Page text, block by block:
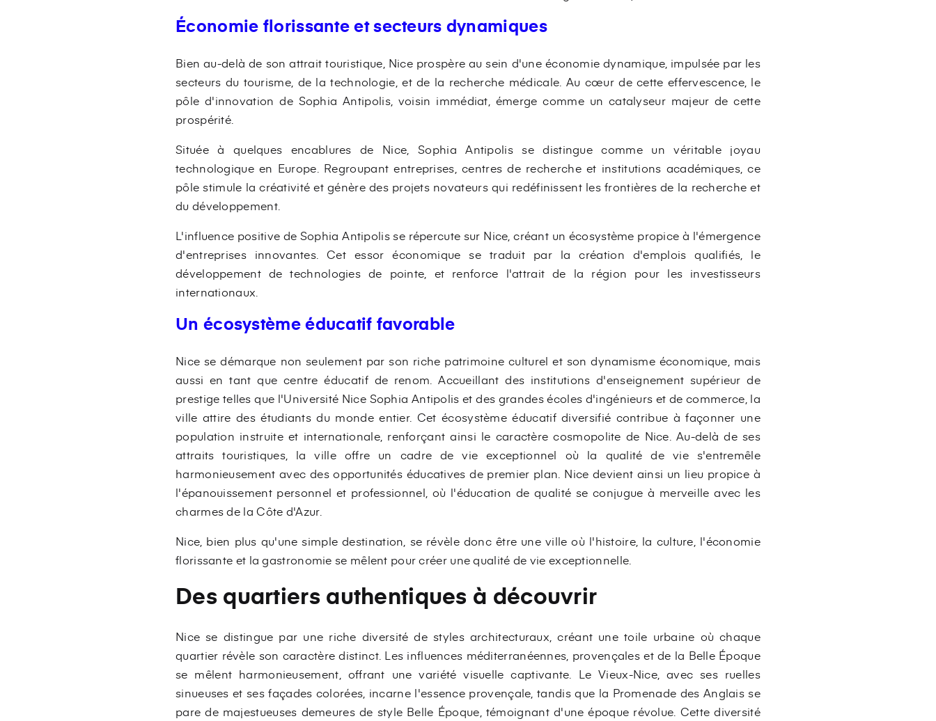
Économie florissante et secteurs dynamiques
Bien au-delà de son attrait touristique, Nice prospère au sein d'une économie dynamique, impulsée par les
secteurs du tourisme, de la technologie, et de la recherche médicale. Au cœur de cette effervescence, le
pôle d'innovation de Sophia Antipolis, voisin immédiat, émerge comme un catalyseur majeur de cette
prospérité.
Située à quelques encablures de Nice, Sophia Antipolis se distingue comme un véritable joyau
technologique en Europe. Regroupant entreprises, centres de recherche et institutions académiques, ce
pôle stimule la créativité et génère des projets novateurs qui redéfinissent les frontières de la recherche et
du développement.
L'influence positive de Sophia Antipolis se répercute sur Nice, créant un écosystème propice à l'émergence
d'entreprises innovantes. Cet essor économique se traduit par la création d'emplois qualifiés, le
développement de technologies de pointe, et renforce l'attrait de la région pour les investisseurs
internationaux.
Un écosystème éducatif favorable
Nice se démarque non seulement par son riche patrimoine culturel et son dynamisme économique, mais
aussi en tant que centre éducatif de renom. Accueillant des institutions d'enseignement supérieur de
prestige telles que l'Université Nice Sophia Antipolis et des grandes écoles d'ingénieurs et de commerce, la
ville attire des étudiants du monde entier. Cet écosystème éducatif diversifié contribue à façonner une
population instruite et internationale, renforçant ainsi le caractère cosmopolite de Nice. Au-delà de ses
attraits touristiques, la ville offre un cadre de vie exceptionnel où la qualité de vie s'entremêle
harmonieusement avec des opportunités éducatives de premier plan. Nice devient ainsi un lieu propice à
l'épanouissement personnel et professionnel, où l'éducation de qualité se conjugue à merveille avec les
charmes de la Côte d'Azur.
Nice, bien plus qu'une simple destination, se révèle donc être une ville où l'histoire, la culture, l'économie
florissante et la gastronomie se mêlent pour créer une qualité de vie exceptionnelle.
Des quartiers authentiques à découvrir
Nice se distingue par une riche diversité de styles architecturaux, créant une toile urbaine où chaque
quartier révèle son caractère distinct. Les influences méditerranéennes, provençales et de la Belle Époque
se mêlent harmonieusement, offrant une variété visuelle captivante. Le Vieux-Nice, avec ses ruelles
sinueuses et ses façades colorées, incarne l'essence provençale, tandis que la Promenade des Anglais se
pare de majestueuses demeures de style Belle Époque, témoignant d'une époque révolue. Cette diversité